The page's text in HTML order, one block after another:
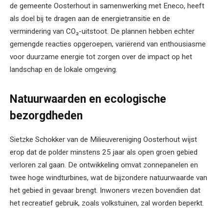
de gemeente Oosterhout in samenwerking met Eneco, heeft
als doel bij te dragen aan de energietransitie en de
vermindering van CO₂-uitstoot. De plannen hebben echter
gemengde reacties opgeroepen, variërend van enthousiasme
voor duurzame energie tot zorgen over de impact op het
landschap en de lokale omgeving.
Natuurwaarden en ecologische
bezorgdheden
Sietzke Schokker van de Milieuvereniging Oosterhout wijst
erop dat de polder minstens 25 jaar als open groen gebied
verloren zal gaan. De ontwikkeling omvat zonnepanelen en
twee hoge windturbines, wat de bijzondere natuurwaarde van
het gebied in gevaar brengt. Inwoners vrezen bovendien dat
het recreatief gebruik, zoals volkstuinen, zal worden beperkt.